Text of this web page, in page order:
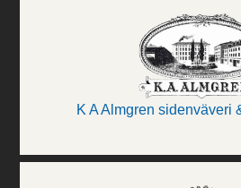
K A Almgren sidenväveri